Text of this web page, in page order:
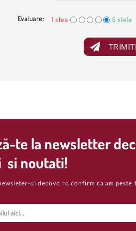
Evaluare: 1 stea 5 stele
te la newsletter
si noutati!
ul decovo.ro confirm ca am peste